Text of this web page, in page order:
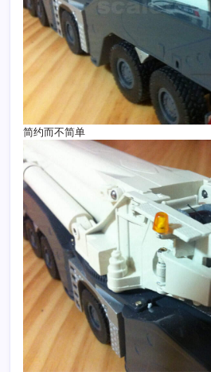
简约而不简单